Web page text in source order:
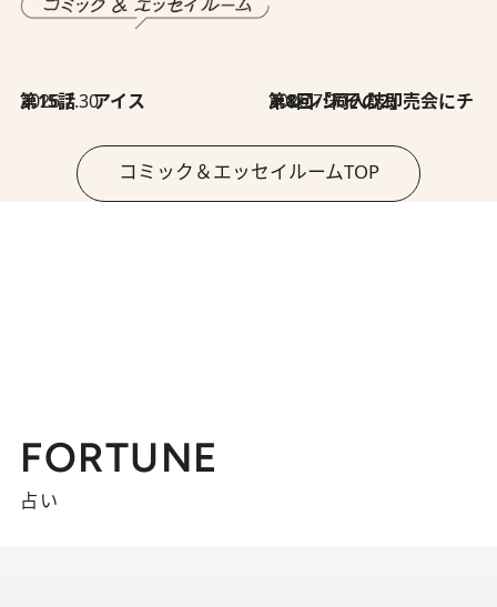
2026.7.30
第15話 アイス 2026.7.30
第8回「同人誌即売会にチャレンジ その2」
コミック＆エッセイルームTOP
FORTUNE
占い